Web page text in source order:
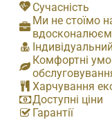
Сучасність
Ми не стоїмо
Комфортні
Харчування
Доступні ціни
Гарантії